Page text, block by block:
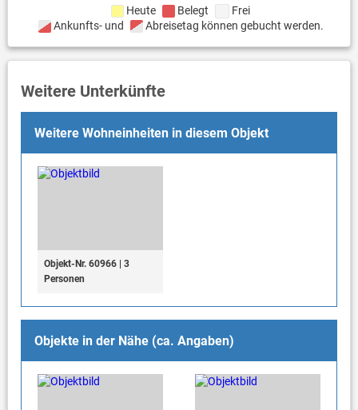
Heute Belegt
Frei
Ankunfts- und
Abreisetag können gebucht werden.
Weitere Unterkünfte
Weitere Wohneinheiten in diesem Objekt
Objekt-Nr. 60966 | 3
Personen
Objekte in der Nähe (ca. Angaben)